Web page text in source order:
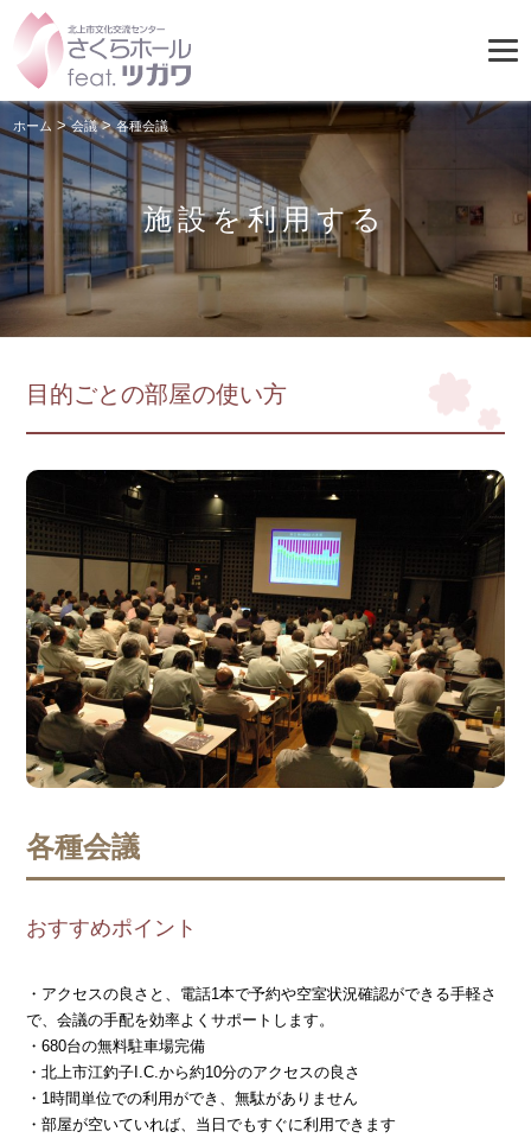
施設を利用する
ホーム >会議>各種会議
目的ごとの部屋の使い方
各種会議
おすすめポイント
・アクセスの良さと、電話1本で予約や空室状況確認ができる手軽さ
で、会議の手配を効率よくサポートします。
・680台の無料駐車場完備
・北上市江釣子I.C.から約10分のアクセスの良さ
・1時間単位での利用ができ、無駄がありません
・部屋が空いていれば、当日でもすぐに利用できます